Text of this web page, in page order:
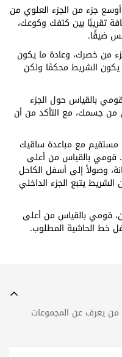
جزء من الجزء العلوي من
تقريبًا بين كتفك وكوعك،
ضيقًا.
من خصرك، وعادة ما يكون
الشريط محكمًا ولكن
بالقياس حول الجزء
من جسمك، مع التأكد من أن
مع مباعدة ساقيك
بالقياس من أعلى
وصولاً إلى أسفل الكاحل
يتبع الجزء الداخلي
قومي بالقياس من أعلى
خط الحاشية المطلوب.
من يعرف عن المجموعات